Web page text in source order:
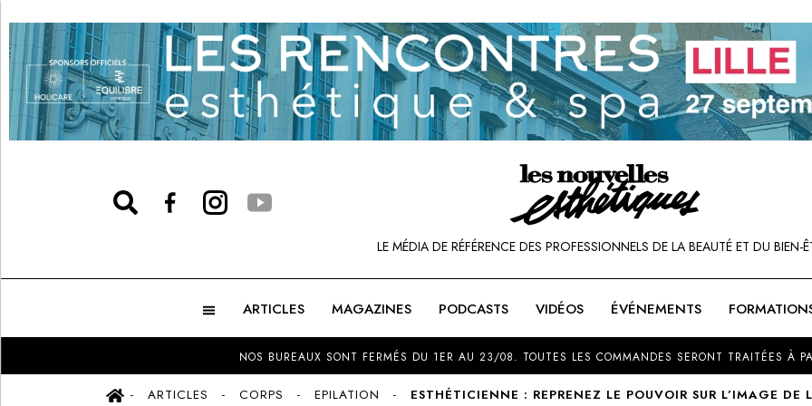
LE MÉDIA DE RÉFÉRENCE DES PROFESSIONNELS DE LA BEAUTÉ ET DU BIEN-
ARTICLES MAGAZINES PODCASTS VIDÉOS ÉVÉNEMENTS
NOS BUREAUX SONT FERMÉS DU 1ER AU 23/08. TOUTES LES COMMANDES SERONT TRAITÉES À
ARTICLES CORPS EPILATION ESTHÉTICIENNE : REPRENEZ LE POUVOIR SUR L’IMAGE DE